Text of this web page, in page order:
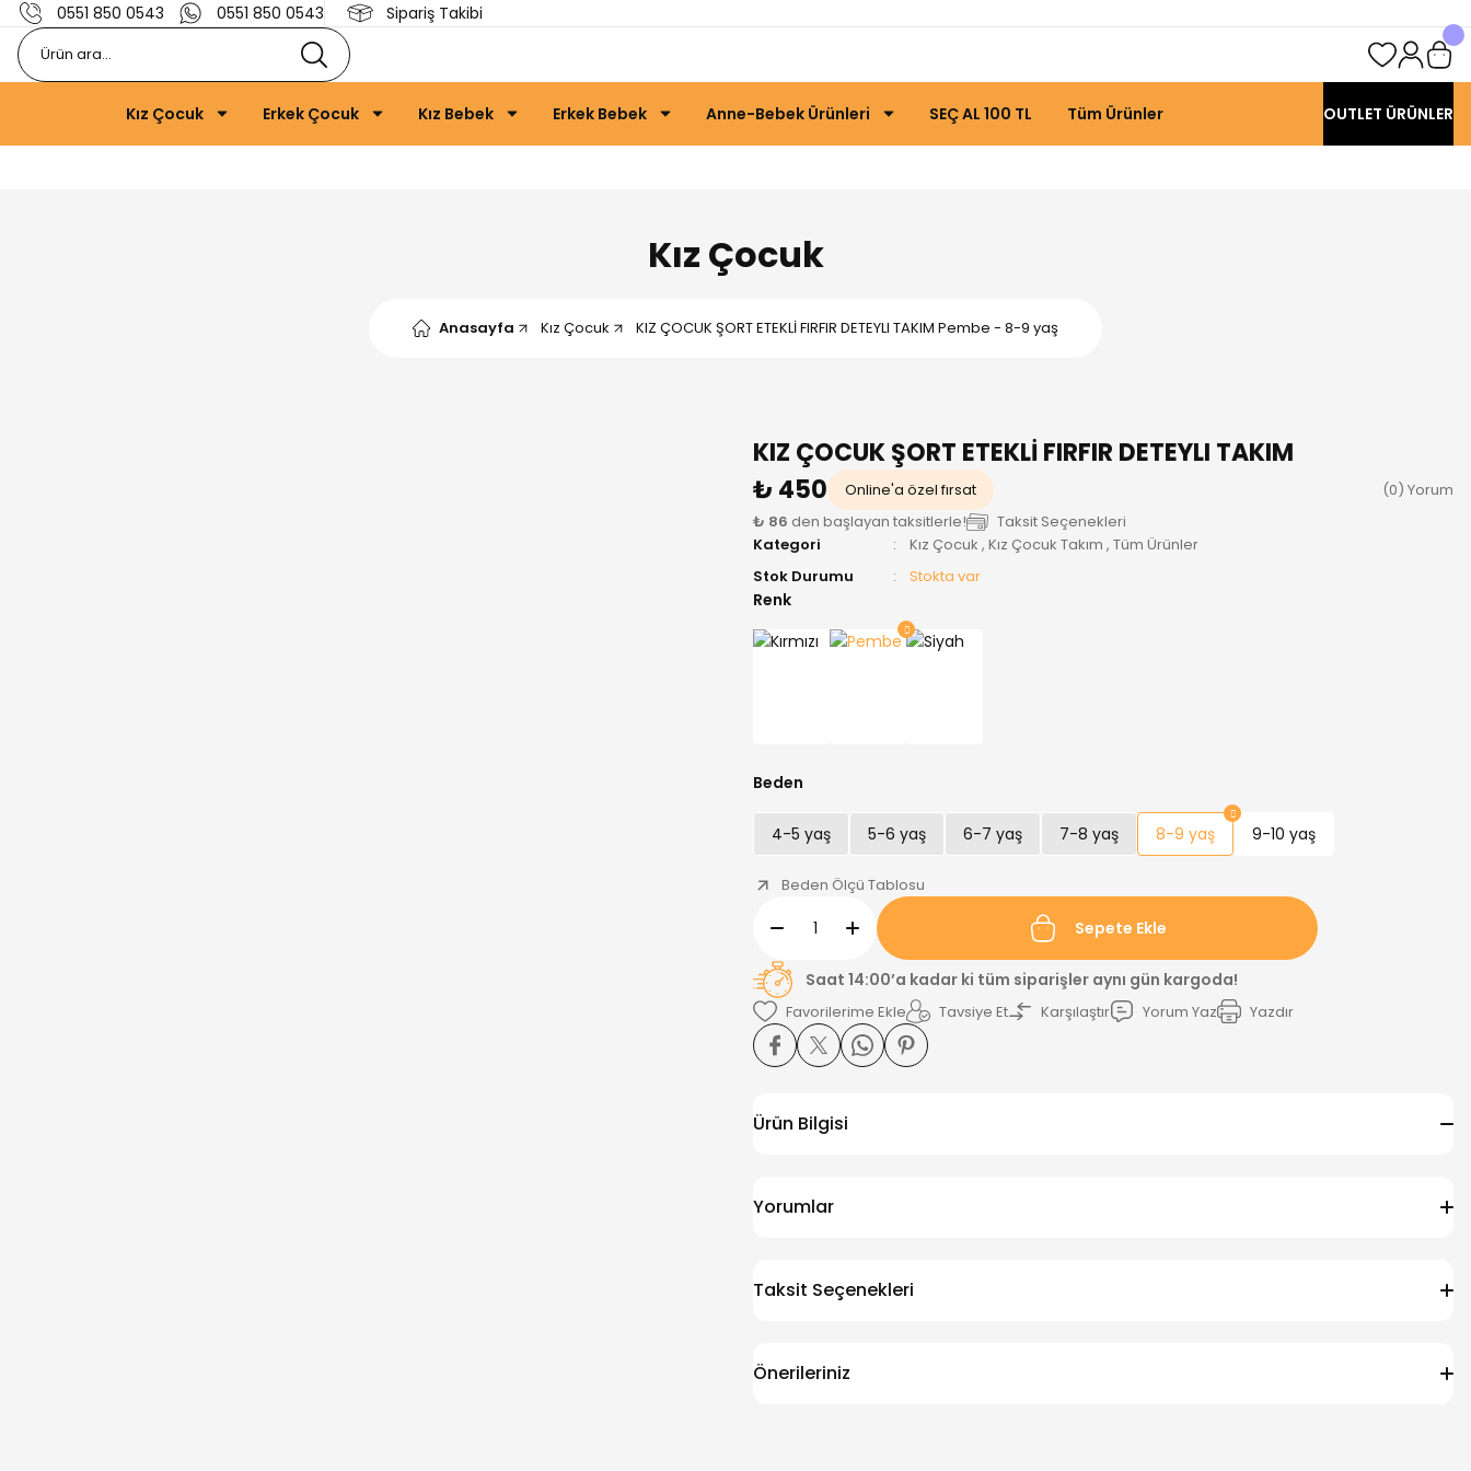
0551 850 0543 0551 850 0543 Sipariş Takibi
Kız Çocuk Erkek Çocuk Kız Bebek Erkek Bebek Anne-Bebek Ürünleri SEÇ AL 100 TL Tüm Ürünler OUTLET ÜRÜNLER
Kız Çocuk
Anasayfa Kız Çocuk KIZ ÇOCUK ŞORT ETEKLİ FIRFIR DETEYLI TAKIM Pembe - 8-9 yaş
KIZ ÇOCUK ŞORT ETEKLİ FIRFIR DETEYLI TAKIM
₺ 450
Online'a özel fırsat
(0) Yorum
₺ 86 den başlayan taksitlerle!
Taksit Seçenekleri
Kategori
Kız Çocuk , Kız Çocuk Takım , Tüm Ürünler
Stok Durumu
Stokta var
Renk
Beden
4-5 yaş 5-6 yaş 6-7 yaş 7-8 yaş 8-9 yaş 9-10 yaş
Beden Ölçü Tablosu
Sepete Ekle
Saat 14:00’a kadar ki tüm siparişler aynı gün kargoda!
Tavsiye Et Karşılaştır Yorum Yaz Yazdır
Ürün Bilgisi
Yorumlar
Taksit Seçenekleri
Önerileriniz